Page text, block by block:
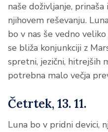
naše doživljanje,
njihovem reševanju.
bo v nas še vedno
se bliža konjunkciji z
spretni, jezični, hitrejših
potrebna malo večja
Četrtek, 13. 11.
Luna bo v pridni devici,